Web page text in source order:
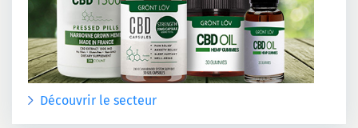
Découvrir le secteur